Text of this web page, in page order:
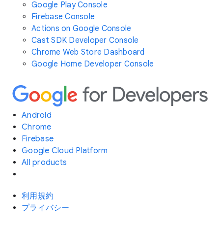
Google Play Console
Firebase Console
Actions on Google Console
Cast SDK Developer Console
Chrome Web Store Dashboard
Google Home Developer Console
Android
Chrome
Firebase
Google Cloud Platform
All products
利用規約
プライバシー